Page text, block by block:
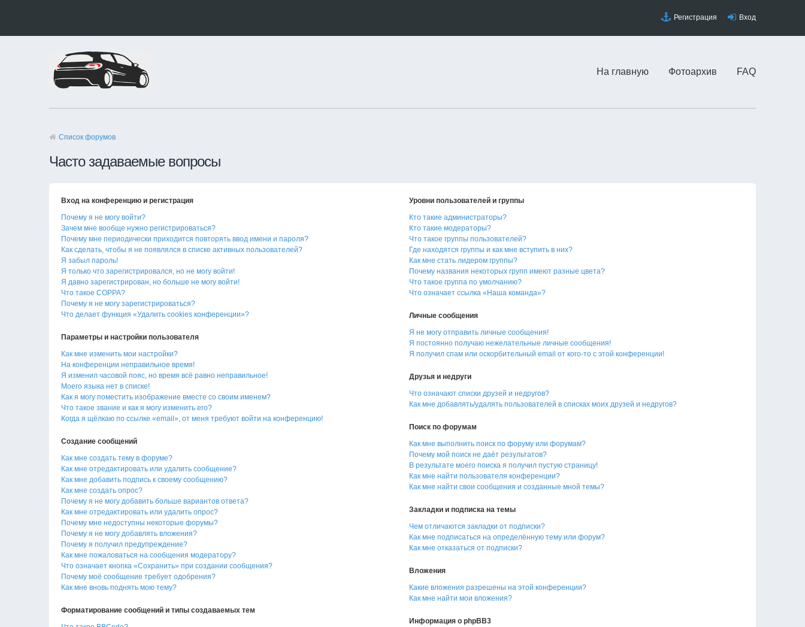
Регистрация Вход
На главную Фотоархив FAQ
Список форумов
Часто задаваемые вопросы
Вход на конференцию и регистрация
Почему я не могу войти?
Зачем мне вообще нужно регистрироваться?
Почему мне периодически приходится повторять ввод имени и пароля?
Как сделать, чтобы я не появлялся в списке активных пользователей?
Я забыл пароль!
Я только что зарегистрировался, но не могу войти!
Я давно зарегистрирован, но больше не могу войти!
Что такое COPPA?
Почему я не могу зарегистрироваться?
Что делает функция «Удалить cookies конференции»?
Параметры и настройки пользователя
Как мне изменить мои настройки?
На конференции неправильное время!
Я изменил часовой пояс, но время всё равно неправильное!
Моего языка нет в списке!
Как я могу поместить изображение вместе со своим именем?
Что такое звание и как я могу изменить его?
Когда я щёлкаю по ссылке «email», от меня требуют войти на конференцию!
Создание сообщений
Как мне создать тему в форуме?
Как мне отредактировать или удалить сообщение?
Как мне добавить подпись к своему сообщению?
Как мне создать опрос?
Почему я не могу добавить больше вариантов ответа?
Как мне отредактировать или удалить опрос?
Почему мне недоступны некоторые форумы?
Почему я не могу добавлять вложения?
Почему я получил предупреждение?
Как мне пожаловаться на сообщения модератору?
Что означает кнопка «Сохранить» при создании сообщения?
Почему моё сообщение требует одобрения?
Как мне вновь поднять мою тему?
Форматирование сообщений и типы создаваемых тем
Уровни пользователей и группы
Кто такие администраторы?
Кто такие модераторы?
Что такое группы пользователей?
Где находятся группы и как мне вступить в них?
Как мне стать лидером группы?
Почему названия некоторых групп имеют разные цвета?
Что такое группа по умолчанию?
Что означает ссылка «Наша команда»?
Личные сообщения
Я не могу отправить личные сообщения!
Я постоянно получаю нежелательные личные сообщения!
Я получил спам или оскорбительный email от кого-то с этой конференции!
Друзья и недруги
Что означают списки друзей и недругов?
Как мне добавлять/удалять пользователей в списках моих друзей и недругов?
Поиск по форумам
Как мне выполнить поиск по форуму или форумам?
Почему мой поиск не даёт результатов?
В результате моего поиска я получил пустую страницу!
Как мне найти пользователя конференции?
Как мне найти свои сообщения и созданные мной темы?
Закладки и подписка на темы
Чем отличаются закладки от подписки?
Как мне подписаться на определённую тему или форум?
Как мне отказаться от подписки?
Вложения
Какие вложения разрешены на этой конференции?
Как мне найти мои вложения?
Информация о phpBB3